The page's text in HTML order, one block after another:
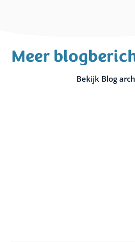
Meer
Bekijk Blog